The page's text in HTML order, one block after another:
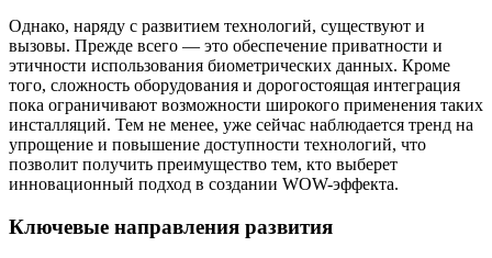
Однако, наряду с развитием технологий, существуют и
вызовы. Прежде всего — это обеспечение приватности и
этичности использования биометрических данных. Кроме
того, сложность оборудования и дорогостоящая интеграция
пока ограничивают возможности широкого применения таких
инсталляций. Тем не менее, уже сейчас наблюдается тренд на
упрощение и повышение доступности технологий, что
позволит получить преимущество тем, кто выберет
инновационный подход в создании WOW-эффекта.
Ключевые направления развития